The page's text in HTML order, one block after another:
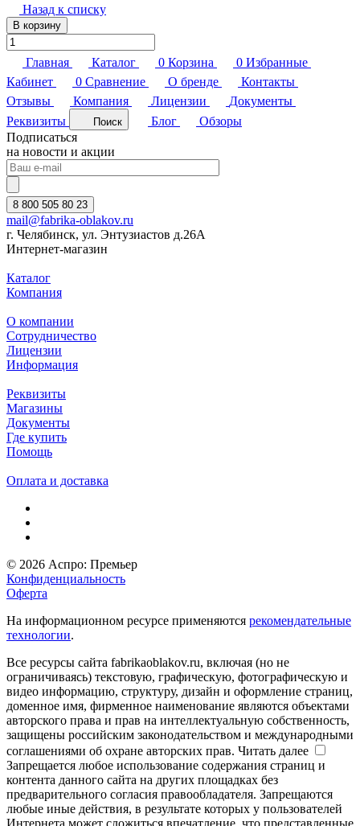
Назад к списку
В корзину
Главная Каталог 0 Корзина 0 Избранные
Кабинет
0 Сравнение О бренде
Контакты
Отзывы
Компания Лицензии
Документы
Реквизиты
Поиск Блог
Обзоры
Подписаться
на новости и акции
8 800 505 80 23
mail@fabrika-oblakov.ru
г. Челябинск, ул. Энтузиастов д.26А
Интернет-магазин
Каталог
Компания
О компании
Сотрудничество
Лицензии
Информация
Реквизиты
Магазины
Документы
Где купить
Помощь
Оплата и доставка
© 2026 Аспро: Премьер
Конфиденциальность
Оферта
На информационном ресурсе применяются рекомендательные
технологии.
Все ресурсы сайта fabrikaoblakov.ru, включая (но не
ограничиваясь) текстовую, графическую, фотографическую и
видео информацию, структуру, дизайн и оформление страниц,
доменное имя, фирменное наименование являются объектами
авторского права и прав на интеллектуальную собственность,
защищены российским законодательством и международными
соглашениями об охране авторских прав. Читать далее
Запрещается любое использование содержания страниц и
контента данного сайта на других площадках без
предварительного согласия правообладателя. Запрещаются
любые иные действия, в результате которых у пользователей
Интернета может сложиться впечатление, что представленные